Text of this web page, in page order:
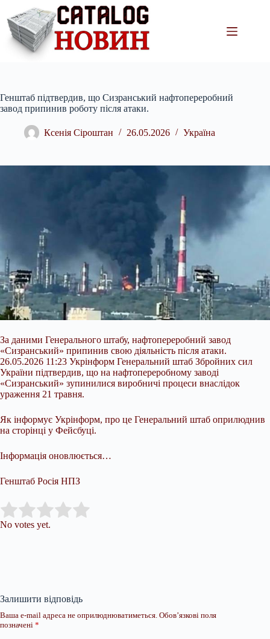
вмісту
Генштаб підтвердив, що Сизранський нафтопереробний
завод припинив роботу після атаки.
Ксенія Сіроштан 26.05.2026 Україна
За даними Генерального штабу, нафтопереробний завод
«Сизранський» припинив свою діяльність після атаки.
26.05.2026 11:23 Укрінформ Генеральний штаб Збройних сил
України підтвердив, що на нафтопереробному заводі
«Сизранський» зупинилися виробничі процеси внаслідок
ураження 21 травня.
Як інформує Укрінформ, про це Генеральний штаб оприлюднив
на сторінці у Фейсбуці.
Інформація оновлюється…
Генштаб Росія НПЗ
Rate this item:
No votes yet.
Залишити відповідь
Ваша e-mail адреса не оприлюднюватиметься. Обов’язкові поля
позначені *